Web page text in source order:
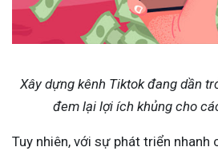
Xây dựng kênh Tiktok đang dần
đem lại lợi ích khủng cho
Tuy nhiên, với sự phát triển nhanh